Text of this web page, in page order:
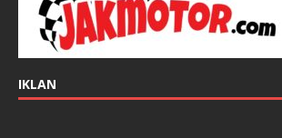
IKLAN